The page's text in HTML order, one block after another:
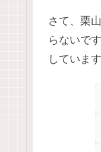
さて、栗
らないで
しています